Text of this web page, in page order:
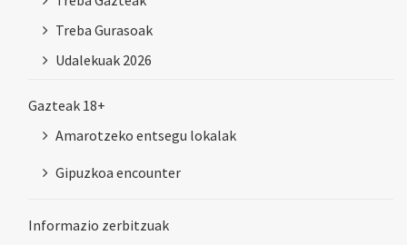
Treba Gurasoak
Udalekuak 2026
Gazteak 18+
Amarotzeko entsegu lokalak
Gipuzkoa encounter
Informazio zerbitzuak